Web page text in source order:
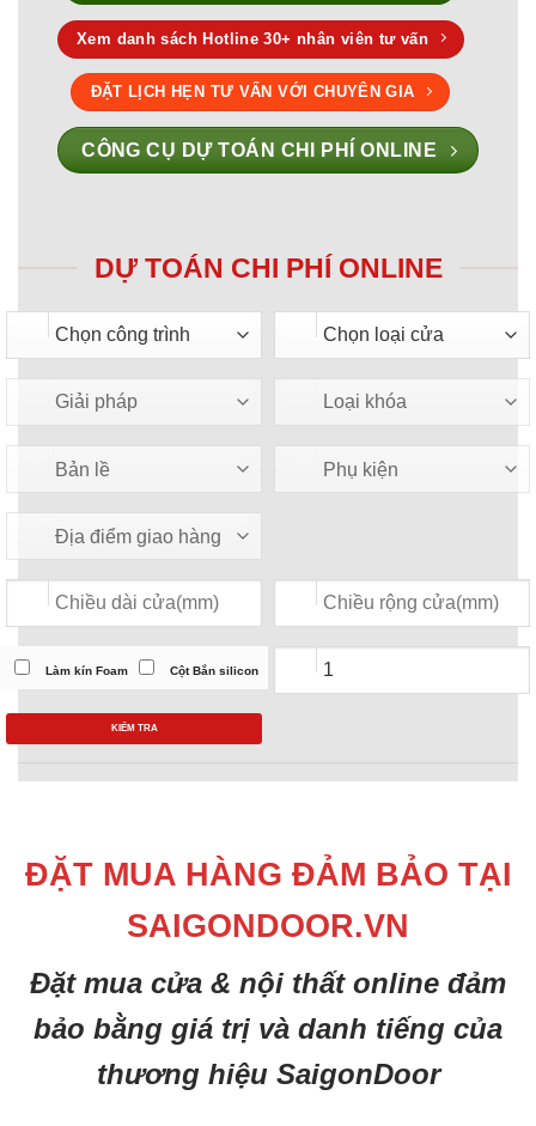
Xem danh sách Hotline 30+ nhân viên tư vấn
ĐẶT LỊCH HẸN TƯ VẤN VỚI CHUYÊN GIA
CÔNG CỤ DỰ TOÁN CHI PHÍ ONLINE
DỰ TOÁN CHI PHÍ ONLINE
Làm kín Foam Cột Bắn silicon
KIỂM TRA
ĐẶT MUA HÀNG ĐẢM BẢO TẠI
SAIGONDOOR.VN
Đặt mua cửa & nội thất online đảm
bảo bằng giá trị và danh tiếng của
thương hiệu SaigonDoor